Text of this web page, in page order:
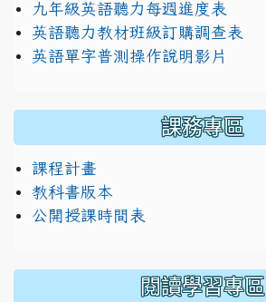
九年級英語聽力每週進度表
英語聽力教材班級訂購調查表
英語單字普測操作說明影片
課務專區
課程計畫
教科書版本
公開授課時間表
閱讀學習專區